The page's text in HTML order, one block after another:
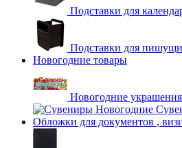
Подставки для
Подставки для
Новогодние товары
Новогодние украшения
Обложки для документов ,